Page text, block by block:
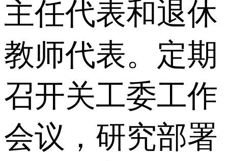
主任代表和退休
教师代表。定期
召开关工委工作
会议，研究部署